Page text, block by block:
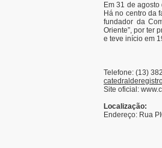
Em 31 de
Há no centro da
fundador da
Oriente”, por ter
e teve início em
Telefone: (13)
Site oficial:
Localização:
Endereço: Rua